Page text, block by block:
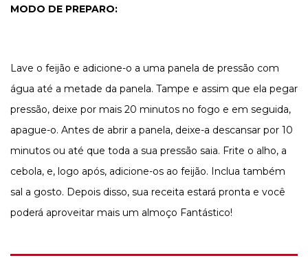
MODO DE PREPARO:
Lave o feijão e adicione-o a uma panela de pressão com
água até a metade da panela. Tampe e assim que ela pegar
pressão, deixe por mais 20 minutos no fogo e em seguida,
apague-o. Antes de abrir a panela, deixe-a descansar por 10
minutos ou até que toda a sua pressão saia. Frite o alho, a
cebola, e, logo após, adicione-os ao feijão. Inclua também
sal a gosto. Depois disso, sua receita estará pronta e você
poderá aproveitar mais um almoço Fantástico!